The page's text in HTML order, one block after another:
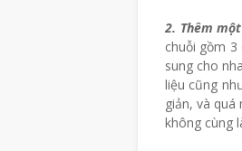
2. Thêm
chuỗi gồm
sung cho
liệu cũng
giản, và
không cùng